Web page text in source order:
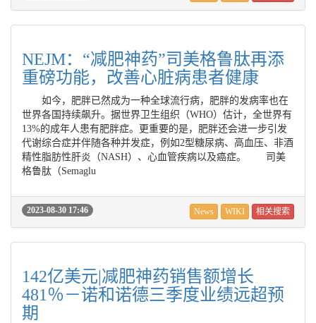
NEJM：“减肥神药”司美格鲁肽再添
重磅功能，改善心脏病患者健康
如今，肥胖已然成为一种全球流行病，肥胖的发病率也在
世界各国持续飙升。据世界卫生组织（WHO）估计，全世界有
13%的成年人患有肥胖症。更重要的是，肥胖还会进一步引发
代谢综合症并伴随各种并发症，例如2型糖尿病、高血压、非酒
精性脂肪性肝炎（NASH）、心血管疾病以及癌症。 司美
格鲁肽（Semaglu
2023-08-30 17:46 News WIKI 相关搜索
142亿美元|减肥神药销售额增长
481％－诺和诺德三季度业绩远超预
期